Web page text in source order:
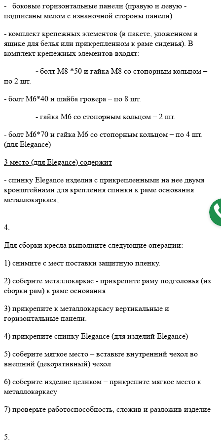
- боковые горизонтальные панели (правую и левую -
подписаны мелом с изнаночной стороны панели)
- комплект крепежных элементов (в пакете, уложенном в
ящике для белья или прикрепленном к раме сиденья). В
комплект крепежных элементов входят:
-болт М8 *50 и гайка М8 со стопорным кольцом –
по 2 шт.
- болт М6*40 и шайба гровера – по 8 шт.
- гайка М6 со стопорным кольцом – 2 шт.
- болт М6*70 и гайка М6 со стопорным кольцом – по 4 шт.
(для Elegance)
3 место (для Elegance) содержит
- спинку Elegance изделия с прикрепленными на нее двумя
кронштейнами для крепления спинки к раме основания
металлокаркаса.
4.
Для сборки кресла выполните следующие операции:
1) снимите с мест поставки защитную пленку.
2) соберите металлокаркас - прикрепите раму подголовья (из
сборки рам) к раме основания
3) прикрепите к металлокаркасу вертикальные и
горизонтальные панели.
4) прикрепите спинку Elegance (для изделий Elegance)
5) соберите мягкое место – вставьте внутренний чехол во
внешний (декоративный) чехол
6) соберите изделие целиком – прикрепите мягкое место к
металлокаркасу
7) проверьте работоспособность, сложив и разложив изделие
5.